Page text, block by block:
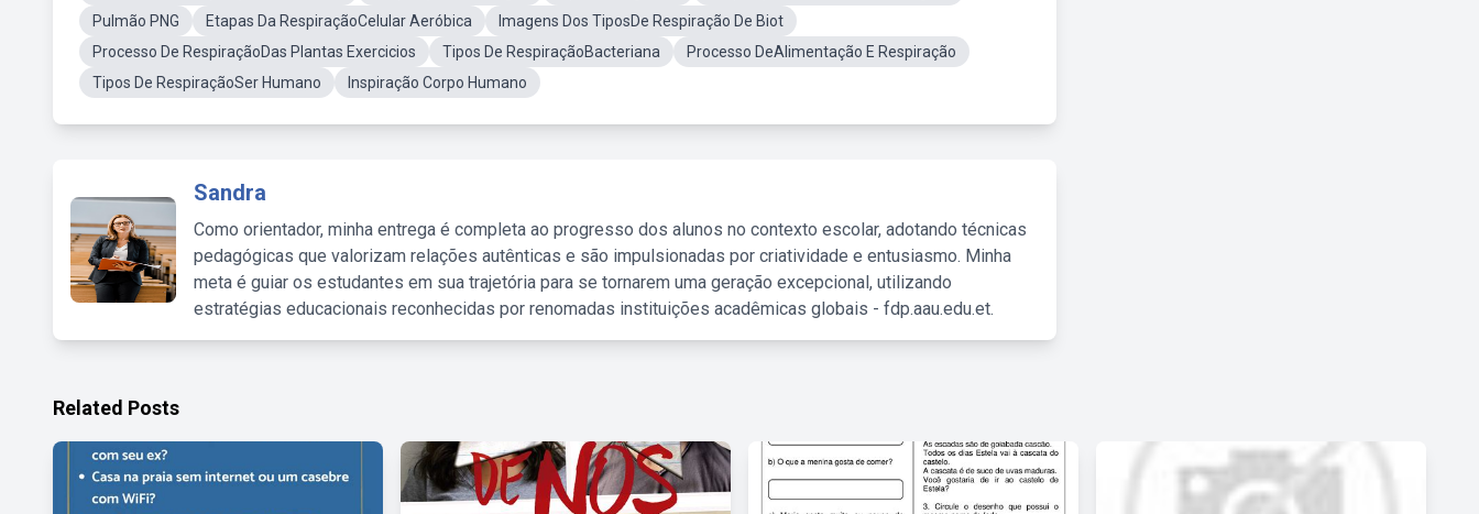
Pulmão PNG
Etapas Da RespiraçãoCelular Aeróbica
Imagens Dos TiposDe Respiração De Biot
Processo De RespiraçãoDas Plantas Exercicios
Tipos De RespiraçãoBacteriana
Processo DeAlimentação E Respiração
Tipos De RespiraçãoSer Humano
Inspiração Corpo Humano
Sandra
Como orientador, minha entrega é completa ao progresso dos alunos no contexto escolar, adotando técnicas
pedagógicas que valorizam relações autênticas e são impulsionadas por criatividade e entusiasmo. Minha
meta é guiar os estudantes em sua trajetória para se tornarem uma geração excepcional, utilizando
estratégias educacionais reconhecidas por renomadas instituições acadêmicas globais - fdp.aau.edu.et.
Related Posts